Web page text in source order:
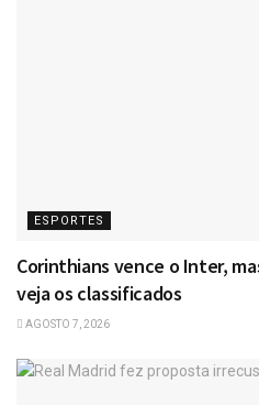
ESPORTES
Corinthians vence o Inter,
veja os classificados
AGOSTO 7, 2026